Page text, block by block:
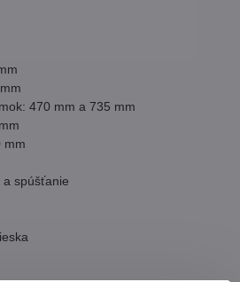
470 mm a 735 mm
mm
a spúšťanie